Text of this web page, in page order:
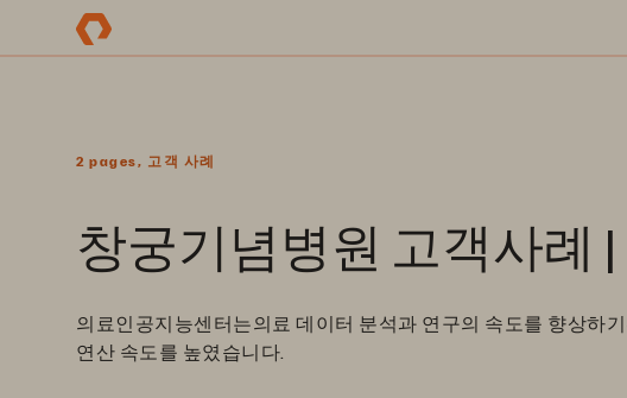
2 pages, 고객 사례
창궁기념병원 고객사례
의료인공지능센터는의료 데이터 분석과 연구의 속도를 향상하
연산 속도를 높였습니다.